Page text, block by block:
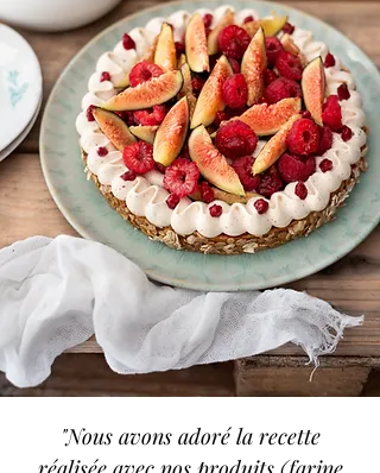
"Nous avons adoré la recette